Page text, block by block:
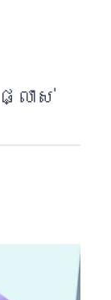
លាស់